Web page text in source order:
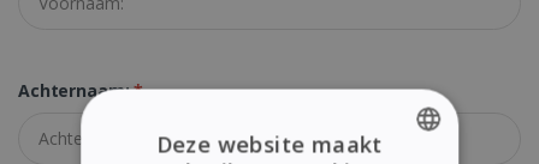
Achternaam:*
Deze website maakt